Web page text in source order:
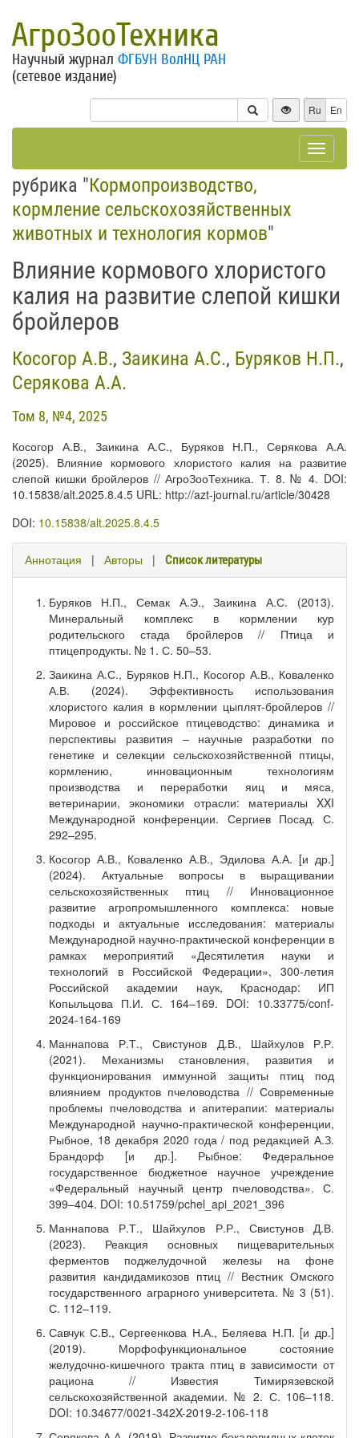
АгроЗооТехника
Научный журнал ФГБУН ВолНЦ РАН
(сетевое издание)
Ru En
Toggle
рубрика "Кормопроизводство,
кормление сельскохозяйственных
животных и технология кормов"
Влияние кормового хлористого
калия на развитие слепой кишки
бройлеров
Косогор А.В., Заикина А.С., Буряков Н.П.,
Серякова А.А.
Том 8, №4, 2025
Косогор А.В., Заикина А.С., Буряков Н.П., Серякова А.А.
(2025). Влияние кормового хлористого калия на развитие
слепой кишки бройлеров // АгроЗооТехника. Т. 8. № 4. DOI:
10.15838/alt.2025.8.4.5 URL: http://azt-journal.ru/article/30428
DOI: 10.15838/alt.2025.8.4.5
Аннотация | Авторы | Список литературы
Буряков Н.П., Семак А.Э., Заикина А.С. (2013).
Минеральный комплекс в кормлении кур
родительского стада бройлеров // Птица и
птицепродукты. № 1. С. 50–53.
Заикина А.С., Буряков Н.П., Косогор А.В., Коваленко
А.В. (2024). Эффективность использования
хлористого калия в кормлении цыплят-бройлеров //
Мировое и российское птицеводство: динамика и
перспективы развития – научные разработки по
генетике и селекции сельскохозяйственной птицы,
кормлению, инновационным технологиям
производства и переработки яиц и мяса,
ветеринарии, экономики отрасли: материалы XXI
Международной конференции. Сергиев Посад. С.
292–295.
Косогор А.В., Коваленко А.В., Эдилова А.А. [и др.]
(2024). Актуальные вопросы в выращивании
сельскохозяйственных птиц // Инновационное
развитие агропромышленного комплекса: новые
подходы и актуальные исследования: материалы
Международной научно-практической конференции в
рамках мероприятий «Десятилетия науки и
технологий в Российской Федерации», 300-летия
Российской академии наук, Краснодар: ИП
Копыльцова П.И. С. 164–169. DOI: 10.33775/conf-
2024-164-169
Маннапова Р.Т., Свистунов Д.В., Шайхулов Р.Р.
(2021). Механизмы становления, развития и
функционирования иммунной защиты птиц под
влиянием продуктов пчеловодства // Современные
проблемы пчеловодства и апитерапии: материалы
Международной научно-практической конференции,
Рыбное, 18 декабря 2020 года / под редакцией А.З.
Брандорф [и др.]. Рыбное: Федеральное
государственное бюджетное научное учреждение
«Федеральный научный центр пчеловодства». С.
399–404. DOI: 10.51759/pchel_api_2021_396
Маннапова Р.Т., Шайхулов Р.Р., Свистунов Д.В.
(2023). Реакция основных пищеварительных
ферментов поджелудочной железы на фоне
развития кандидамикозов птиц // Вестник Омского
государственного аграрного университета. № 3 (51).
С. 112–119.
Савчук С.В., Сергеенкова Н.А., Беляева Н.П. [и др.]
(2019). Морфофункциональное состояние
желудочно-кишечного тракта птиц в зависимости от
рациона // Известия Тимирязевской
сельскохозяйственной академии. № 2. С. 106–118.
DOI: 10.34677/0021-342X-2019-2-106-118